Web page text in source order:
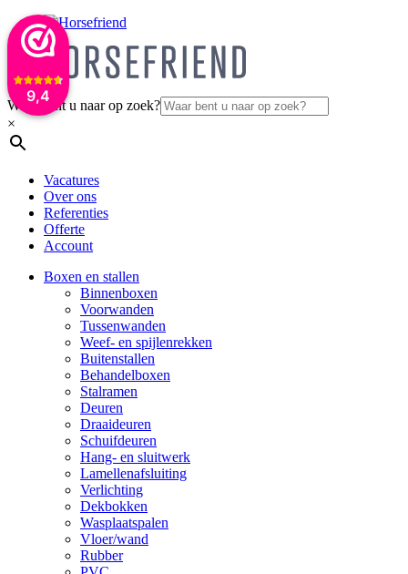
9,4
Waar bent u naar op zoek?
×
Vacatures
Over ons
Referenties
Offerte
Account
Boxen en stallen
Binnenboxen
Voorwanden
Tussenwanden
Weef- en spijlenrekken
Buitenstallen
Behandelboxen
Stalramen
Deuren
Draaideuren
Schuifdeuren
Hang- en sluitwerk
Lamellenafsluiting
Verlichting
Dekbokken
Wasplaatspalen
Vloer/wand
Rubber